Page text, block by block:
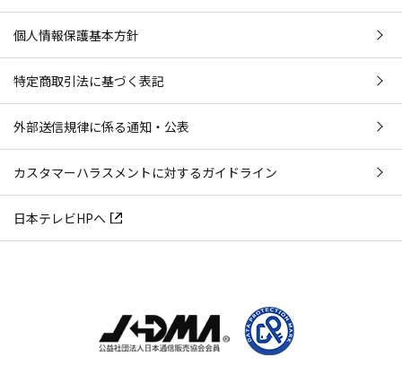
個人情報保護基本方針
特定商取引法に基づく表記
外部送信規律に係る通知・公表
カスタマーハラスメントに対するガイドライン
日本テレビHPへ